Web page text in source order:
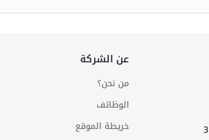
عن الشركة
من نحن؟
الوظائف
خريطة الموقع